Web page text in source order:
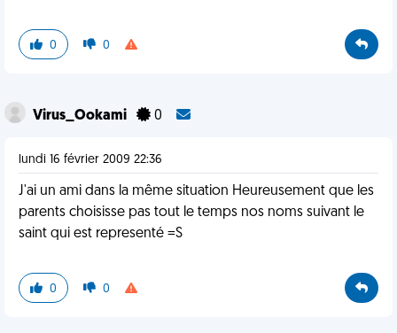
0 0
Virus_Ookami 0
lundi 16 février 2009 22:36
J'ai un ami dans la même situation Heureusement que les
parents choisisse pas tout le temps nos noms suivant le
saint qui est representé =S
0 0